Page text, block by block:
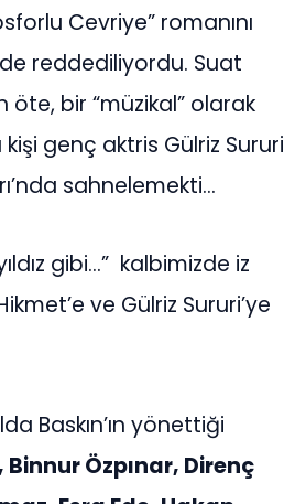
Cevriye” romanını
reddediliyordu. Suat
öte, bir “müzikal” olarak
genç aktris Gülriz Sururi
sahnelemekti…
gibi…” kalbimizde iz
ve Gülriz Sururi’ye
Baskın’ın yönettiği
Özpınar, Direnç